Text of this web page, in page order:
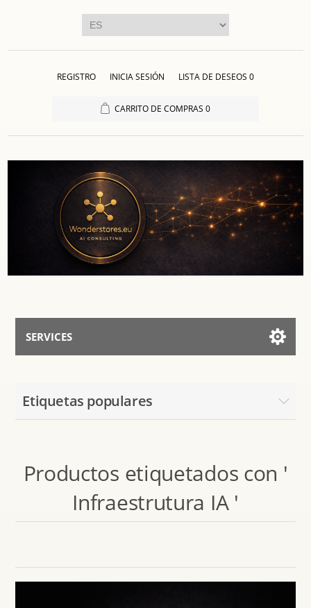
REGISTRO INICIA SESIÓN LISTA DE DESEOS 0
CARRITO DE COMPRAS 0
SERVICES
Hablar con el Asistente
Etiquetas populares
Productos etiquetados con '
Infraestrutura IA '